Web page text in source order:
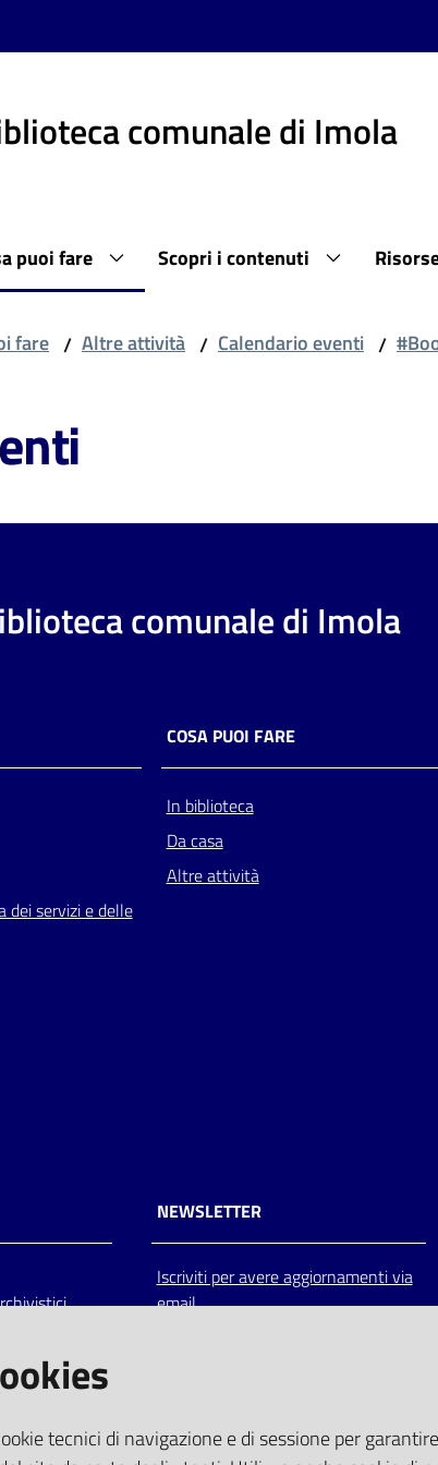
comunale di Imola
puoi fare Scopri i contenuti
fare / Altre attività / Calendario eventi /
comunale di Imola
dei servizi e delle
COSA PUOI FARE
In biblioteca
Da casa
Altre attività
fax
NEWSLETTER
Iscriviti per avere aggiornamenti via
email
tecnici di navigazione e di sessione per